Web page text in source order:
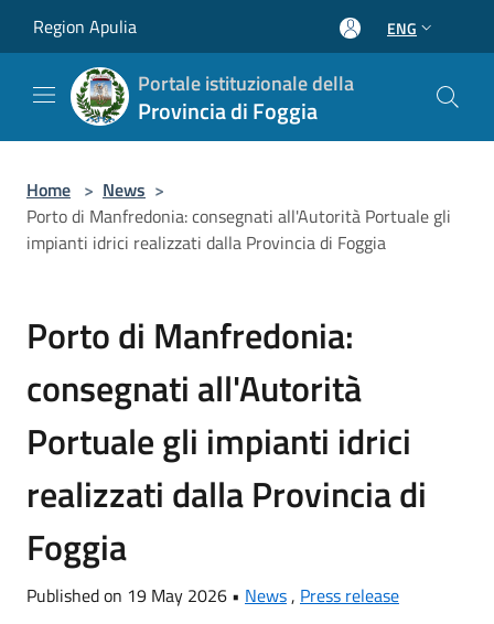
Region Apulia ENG
Portale istituzionale della
Provincia di Foggia
Home > News >
Porto di Manfredonia: consegnati all'Autorità Portuale gli
impianti idrici realizzati dalla Provincia di Foggia
Porto di Manfredonia:
consegnati all'Autorità
Portuale gli impianti idrici
realizzati dalla Provincia di
Foggia
Published on 19 May 2026 • News , Press release